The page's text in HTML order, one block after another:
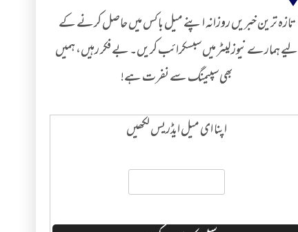
تازہ ترین خبریں روزانہ اپنے میل باکس میں حاصل کرنے کے
لیے ہمارے نیوز لیٹر میں سبسکرائب کریں۔ بے فکر رہیں، ہمیں
بھی سپیمنگ سے نفرت ہے!
اپنا ای میل ایڈریس لکھیں